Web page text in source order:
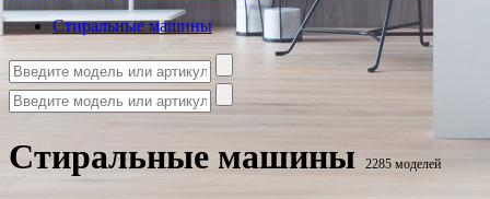
Стиральные машины
Стиральные машины 2285 моделей